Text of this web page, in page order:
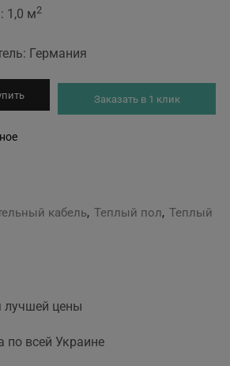
1,0 м2
Германия
Заказать в 1 клик
кабель, Теплый пол, Теплый
лучшей цены
по всей Украине